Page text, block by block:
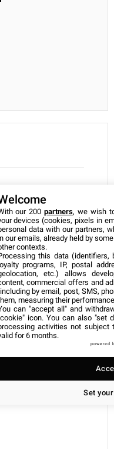
la filière hydrogène
our 200partners, we wish
devices (cookies, pixels in
data with our partners,
our emails, already held by
contexts.
this data (identifiers,
programs, IP, postal
etc.) allows
commercial offers and
by email, post, SMS,
measuring their
can "accept all" and
icon. You can also "set
activities not subject
for 6 months.
powered
Set